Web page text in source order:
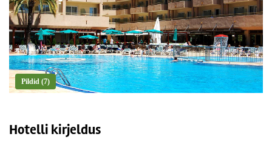
Pildid (7)
Hotelli kirjeldus